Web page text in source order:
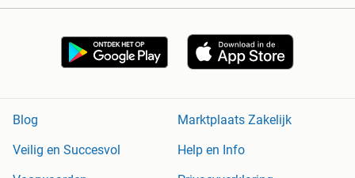
Blog
Marktplaats Zakelijk
Veilig en Succesvol
Help en Info